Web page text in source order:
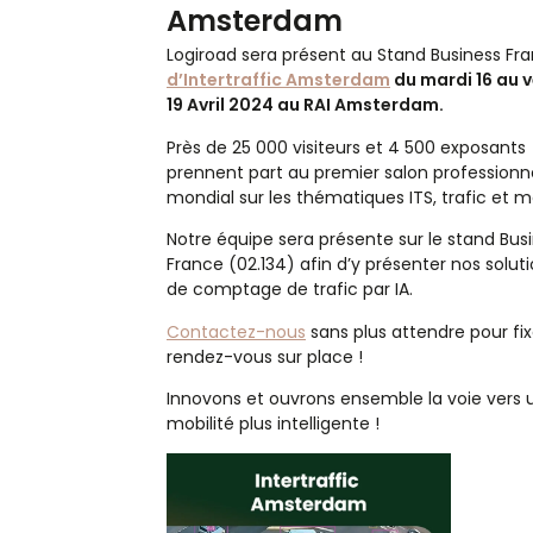
Amsterdam
Logiroad sera présent au Stand Business
d’Intertraffic Amsterdam du mardi 16 au
19 Avril 2024 au RAI Amsterdam.
Près de 25 000 visiteurs et 4 500 exposants
prennent part au premier salon
mondial sur les thématiques ITS, trafic et
Notre équipe sera présente sur le stand
France (02.134) afin d’y présenter nos
de comptage de trafic par IA.
Contactez-nous sans plus attendre pour
rendez-vous sur place !
Innovons et ouvrons ensemble la voie vers
mobilité plus intelligente !